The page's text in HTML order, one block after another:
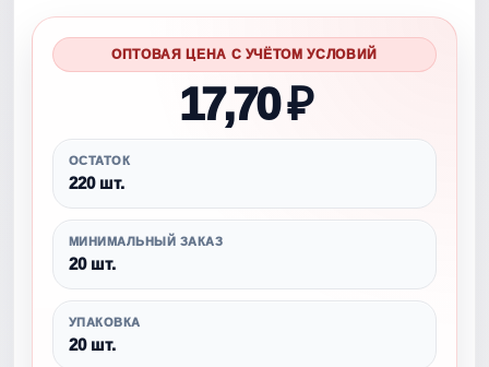
ОПТОВАЯ ЦЕНА С УЧЁТОМ УСЛОВИЙ
17,70 ₽
ОСТАТОК
220 шт.
МИНИМАЛЬНЫЙ ЗАКАЗ
20 шт.
УПАКОВКА
20 шт.